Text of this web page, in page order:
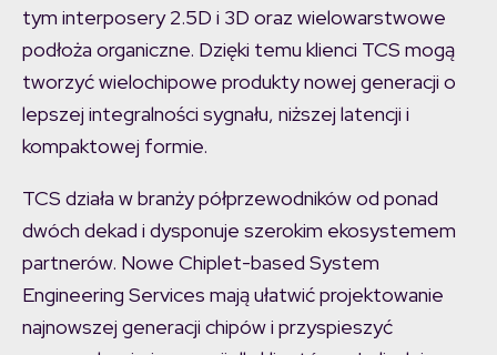
tym interposery 2.5D i 3D oraz wielowarstwowe
podłoża organiczne. Dzięki temu klienci TCS mogą
tworzyć wielochipowe produkty nowej generacji o
lepszej integralności sygnału, niższej latencji i
kompaktowej formie.
TCS działa w branży półprzewodników od ponad
dwóch dekad i dysponuje szerokim ekosystemem
partnerów. Nowe Chiplet-based System
Engineering Services mają ułatwić projektowanie
najnowszej generacji chipów i przyspieszyć